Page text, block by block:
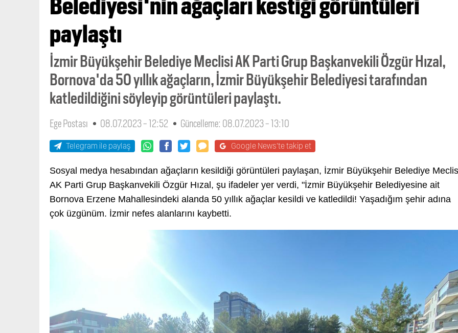
Belediyesi'nin ağaçları kestiği görüntüleri
paylaştı
İzmir Büyükşehir Belediye Meclisi AK Parti Grup Başkanvekili Özgür Hızal,
Bornova'da 50 yıllık ağaçların, İzmir Büyükşehir Belediyesi tarafından
katledildiğini söyleyip görüntüleri paylaştı.
Ege Postası 08.07.2023 - 12:52 Güncelleme: 08.07.2023 - 13:10
Telegram ile paylaş Google News'te takip et
Sosyal medya hesabından ağaçların kesildiği görüntüleri paylaşan, İzmir Büyükşehir Belediye
AK Parti Grup Başkanvekili Özgür Hızal, şu ifadeler yer verdi, "İzmir Büyükşehir Belediyesine ait
Bornova Erzene Mahallesindeki alanda 50 yıllık ağaçlar kesildi ve katledildi! Yaşadığım şehir adına
çok üzgünüm. İzmir nefes alanlarını kaybetti.